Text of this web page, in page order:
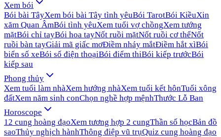
Xem bói
Bói bài TâyXem bói bài Tây tình yêuBói TarotBói KiềuXin
xăm Quan ÂmBói tình yêuXem tuổi vợ chồngXem tướng
mặtBói chỉ tayBói hoa tayNốt ruồi mặtNốt ruồi cơ thểNốt
ruồi bàn tayGiải mã giấc mơĐiềm nháy mắtĐiềm hắt xìBói
biển số xeBói số điện thoạiBói điểm thiBói kiếp trướcBói
kiếp sau
Phong thủy
Xem tuổi làm nhàXem hướng nhàXem tuổi kết hônTuổi xông
đấtXem năm sinh conChọn nghề hợp mệnhThước Lỗ Ban
Horoscope
12 cung hoàng đạoXem tương hợp 2 cungThần số họcBản đồ
saoThủy nghịch hànhThông điệp vũ trụQuiz cung hoàng đạo